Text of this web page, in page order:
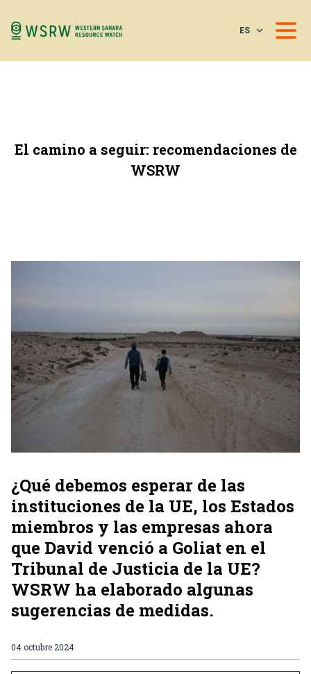
ES
El camino a seguir: recomendaciones de
WSRW
¿Qué debemos esperar de las
instituciones de la UE, los Estados
miembros y las empresas ahora
que David venció a Goliat en el
Tribunal de Justicia de la UE?
WSRW ha elaborado algunas
sugerencias de medidas.
04 octubre 2024